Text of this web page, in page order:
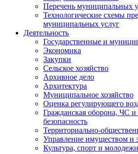
Перечень муниципальных
Технологические схемы
муниципальных услуг
Деятельность
Государственные и
Экономика
Закупки
Сельское хозяйство
Архивное дело
Архитектура
Муниципальное хозяйство
Оценка регулирующего
Гражданская оборона, ЧС и
безопасность
Территориально-
Управление имуществом и
Культура, спорт и